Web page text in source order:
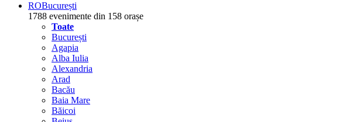
ROBucurești
1788 evenimente din 158 orașe
Toate
București
Agapia
Alba Iulia
Alexandria
Arad
Bacău
Baia Mare
Băicoi